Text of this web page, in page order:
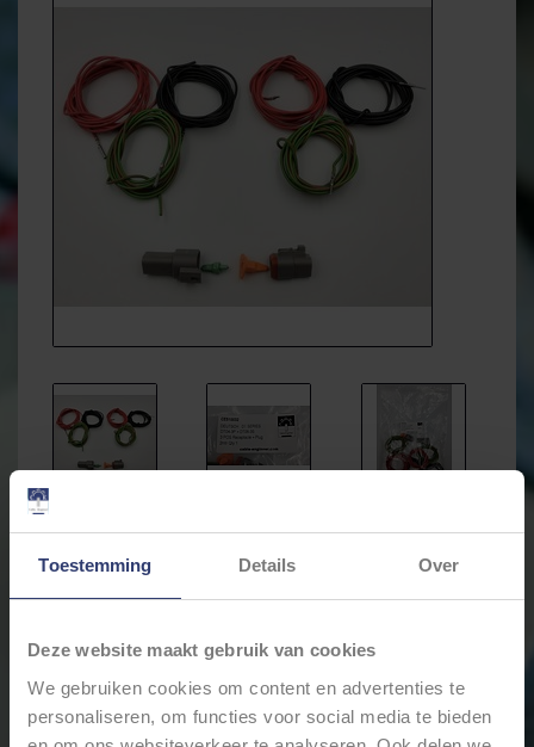
Toestemming Details Over
Deze website maakt gebruik van cookies
We gebruiken cookies om content en advertenties te
personaliseren, om functies voor social media te bieden